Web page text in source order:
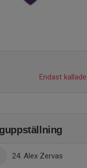
Endast
24. Alex Zervas